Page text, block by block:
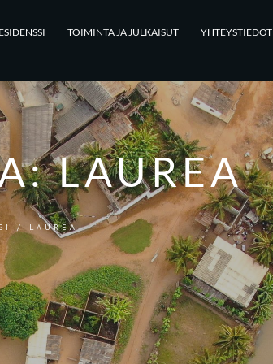
TOIMINTA JA JULKAISUT YHTEYSTIEDOT
LAUREA
/ LAUREA